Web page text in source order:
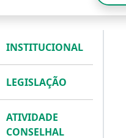
INSTITUCIONAL
LEGISLAÇÃO
ATIVIDADE
CONSELHAL